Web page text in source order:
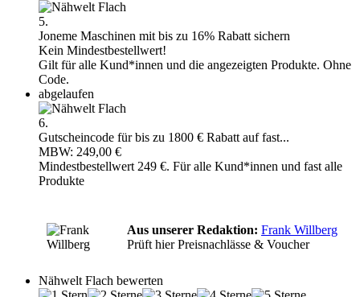
5.
Joneme Maschinen mit bis zu 16% Rabatt sichern
Kein Mindestbestellwert!
Gilt für alle Kund*innen und die angezeigten Produkte. Ohne
Code.
abgelaufen
6.
Gutscheincode für bis zu 1800 € Rabatt auf fast...
MBW: 249,00 €
Mindestbestellwert 249 €. Für alle Kund*innen und fast alle
Produkte
Aus unserer Redaktion: Frank Willberg
Prüft hier Preisnachlässe & Voucher
Nähwelt Flach bewerten